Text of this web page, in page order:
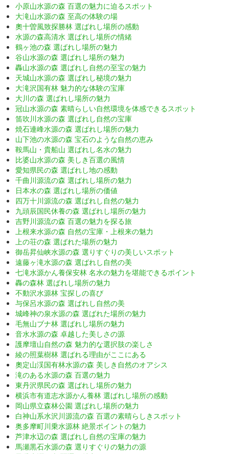
小原山水源の森 百選の魅力に迫るスポット
大滝山水源の森 至高の体験の場
奧十曽風致探勝林 選ばれし場所の感動
水源の森高清水 選ばれし場所の情緒
鶴ヶ池の森 選ばれし場所の魅力
谷山水源の森 選ばれし場所の魅力
轟山水源の森 選ばれし自然の至宝の魅力
天城山水源の森 選ばれし秘境の魅力
大滝沢国有林 魅力的な体験の宝庫
大川の森 選ばれし場所の魅力
冠山水源の森 素晴らしい自然環境を体感できるスポット
笛吹川水源の森 選ばれし自然の宝庫
焼石連峰水源の森 選ばれし場所の魅力
山下池の水源の森 宝石のような自然の恵み
鞍馬山・貴船山 選ばれし名水の魅力
比婆山水源の森 美しき百選の風情
愛知県民の森 選ばれし地の感動
千曲川源流の森 選ばれし場所の魅力
日本水の森 選ばれし場所の価値
四万十川源流の森 選ばれし自然の魅力
九頭辰国民休養の森 選ばれし場所の魅力
吉野川源流の森 百選の魅力を探る旅
上根来水源の森 自然の宝庫・上根来の魅力
上の荘の森 選ばれた場所の魅力
御岳昇仙峡水源の森 選りすぐりの美しいスポット
遠藤ヶ滝水源の森 選ばれし自然の美
七滝水源かん養保安林 名水の魅力を堪能できるポイント
轟の森林 選ばれし場所の魅力
不動沢水源林 宝探しの喜び
与保呂水源の森 選ばれし自然の美
城峰神の泉水源の森 選ばれた場所の魅力
毛無山ブナ林 選ばれし場所の魅力
音水水源の森 卓越した美しさの源
護摩壇山自然の森 魅力的な選択肢の楽しさ
綾の照葉樹林 選ばれる理由がここにある
奧定山渓国有林水源の森 美しき自然のオアシス
滝のある水源の森 百選の魅力
東丹沢県民の森 選ばれし場所の魅力
横浜市有道志水源かん養林 選ばれし場所の感動
岡山県立森林公園 選ばれし場所の魅力
白神山系水沢川源流の森 百選の素晴らしきスポット
奥多摩町川乗水源林 絶景ポイントの魅力
芦津水辺の森 選ばれし自然の宝庫の魅力
馬瀬黒石水源の森 選りすぐりの魅力の源